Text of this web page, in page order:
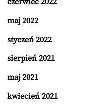
maj 2022
styczeń 2022
sierpień 2021
maj 2021
kwiecień 2021